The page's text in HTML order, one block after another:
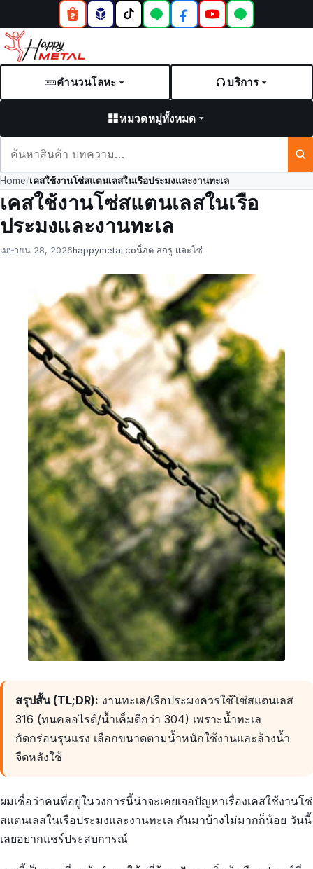
คำนวนโลหะ บริการ
หมวดหมู่ทั้งหมด
และ
บทความ
Home/เคสใช้งานโซ่สแตนเลสในเรือประมงและงานทะเล
เคสใช้งานโซ่สแตนเลสในเรือ
ประมงและงานทะเล
Posted
เมษายน 28, 2026by
happymetal.coin
น็อต สกรู และโซ่
สรุปสั้น (TL;DR): งานทะเล/เรือประมงควรใช้โซ่สแตนเลส
316 (ทนคลอไรด์/น้ำเค็มดีกว่า 304) เพราะน้ำทะเล
กัดกร่อนรุนแรง เลือกขนาดตามน้ำหนักใช้งานและล้างน้ำ
จืดหลังใช้
ผมเชื่อว่าคนที่อยู่ในวงการนี้น่าจะเคยเจอปัญหาเรื่องเคสใช้งานโซ่
สแตนเลสในเรือประมงและงานทะเล กันมาบ้างไม่มากก็น้อย วันนี้
เลยอยากแชร์ประสบการณ์